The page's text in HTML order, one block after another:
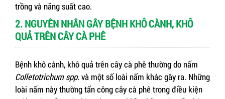
trồng và năng suất cao.
2. NGUYÊN NHÂN GÂY BỆNH KHÔ CÀNH, KHÔ
QUẢ TRÊN CÂY CÀ PHÊ
Bệnh khô cành, khô quả trên cây cà phê thường do nấm
Colletotrichum spp.và một số loài nấm khác gây ra. Những
loài nấm này thường tấn công cây cà phê trong điều kiện